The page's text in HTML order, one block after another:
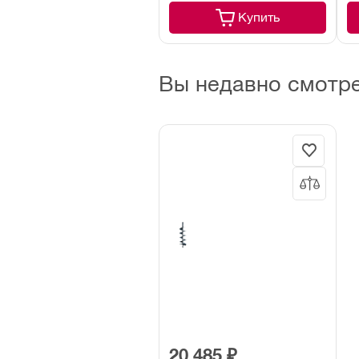
Купить
Вы недавно